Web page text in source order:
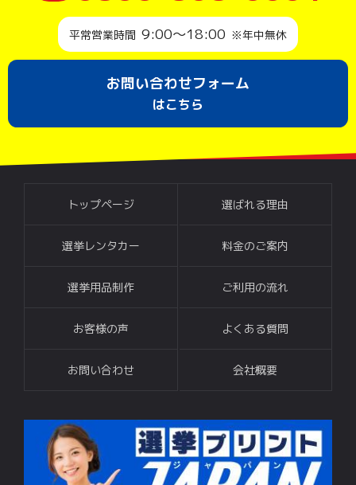
平常営業時間 9:00～18:00 ※年中無休
お問い合わせフォーム
はこちら
トップページ 選ばれる理由
選挙レンタカー 料金のご案内
選挙用品制作 ご利用の流れ
お客様の声 よくある質問
お問い合わせ 会社概要